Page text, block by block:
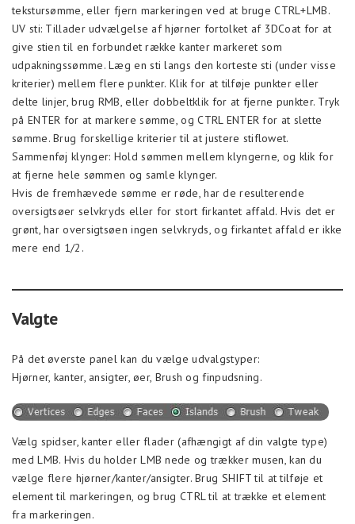
tekstursømme, eller fjern markeringen ved at bruge CTRL+LMB.
UV sti: Tillader udvælgelse af hjørner fortolket af 3DCoat for at
give stien til en forbundet række kanter markeret som
udpakningssømme. Læg en sti langs den korteste sti (under visse
kriterier) mellem flere punkter. Klik for at tilføje punkter eller
delte linjer, brug RMB, eller dobbeltklik for at fjerne punkter. Tryk
på ENTER for at markere sømme, og CTRL ENTER for at slette
sømme. Brug forskellige kriterier til at justere stiflowet.
Sammenføj klynger: Hold sømmen mellem klyngerne, og klik for
at fjerne hele sømmen og samle klynger.
Hvis de fremhævede sømme er røde, har de resulterende
oversigtsøer selvkryds eller for stort firkantet affald. Hvis det er
grønt, har oversigtsøen ingen selvkryds, og firkantet affald er ikke
mere end 1/2.
Valgte
På det øverste panel kan du vælge udvalgstyper:
Hjørner, kanter, ansigter, øer, Brush og finpudsning.
Vælg spidser, kanter eller flader (afhængigt af din valgte type)
med LMB. Hvis du holder LMB nede og trækker musen, kan du
vælge flere hjørner/kanter/ansigter. Brug SHIFT til at tilføje et
element til markeringen, og brug CTRL til at trække et element
fra markeringen.